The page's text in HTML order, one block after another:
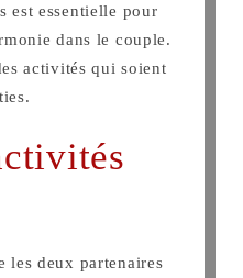
est essentielle pour
dans le couple.
activités qui soient
les deux partenaires